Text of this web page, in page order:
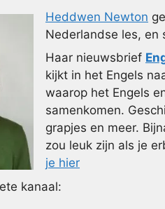
Heddwen Newton
Nederlandse les, en
Haar nieuwsbrief
kijkt in het Engels
waarop het Engels
samenkomen.
grapjes en meer.
zou leuk zijn als je
je hier
kanaal: